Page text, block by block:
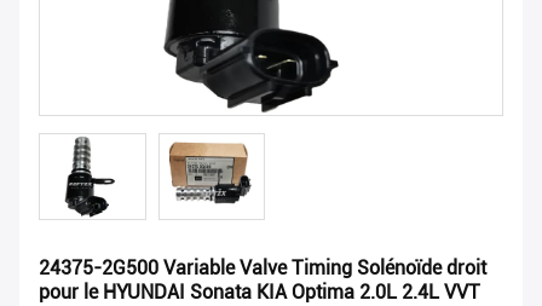
24375-2G500 Variable Valve Timing Solénoïde droit
pour le HYUNDAI Sonata KIA Optima 2.0L 2.4L VVT